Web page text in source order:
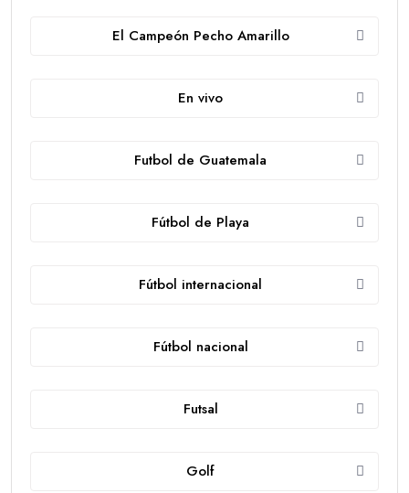
El Campeón Pecho Amarillo
En vivo
Futbol de Guatemala
Fútbol de Playa
Fútbol internacional
Fútbol nacional
Futsal
Golf